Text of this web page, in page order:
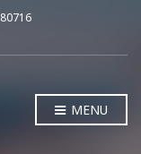
MENU